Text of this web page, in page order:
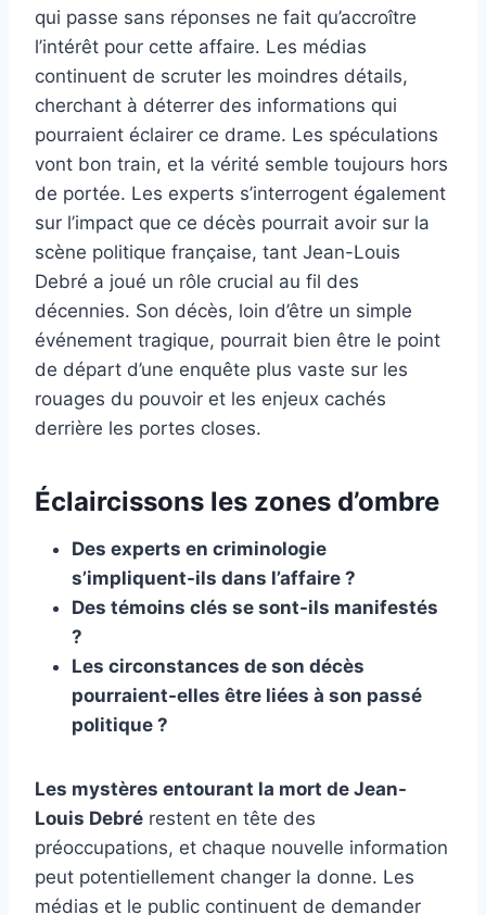
qui passe sans réponses ne fait qu’accroître
l’intérêt pour cette affaire. Les médias
continuent de scruter les moindres détails,
cherchant à déterrer des informations qui
pourraient éclairer ce drame. Les spéculations
vont bon train, et la vérité semble toujours hors
de portée. Les experts s’interrogent également
sur l’impact que ce décès pourrait avoir sur la
scène politique française, tant Jean-Louis
Debré a joué un rôle crucial au fil des
décennies. Son décès, loin d’être un simple
événement tragique, pourrait bien être le point
de départ d’une enquête plus vaste sur les
rouages du pouvoir et les enjeux cachés
derrière les portes closes.
Éclaircissons les zones d’ombre
Des experts en criminologie
s’impliquent-ils dans l’affaire ?
Des témoins clés se sont-ils manifestés
?
Les circonstances de son décès
pourraient-elles être liées à son passé
politique ?
Les mystères entourant la mort de Jean-
Louis Debré restent en tête des
préoccupations, et chaque nouvelle information
peut potentiellement changer la donne. Les
médias et le public continuent de demander